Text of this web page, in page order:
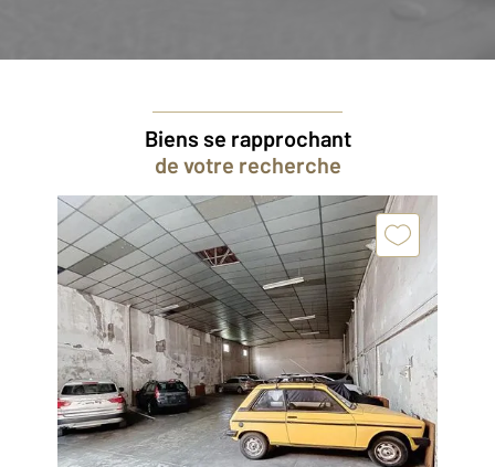
Biens se rapprochant
de votre recherche